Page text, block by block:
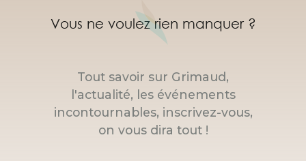
Vous ne voulez rien manquer ?
Tout savoir sur Grimaud,
l'actualité, les événements
incontournables, inscrivez-vous,
on vous dira tout !